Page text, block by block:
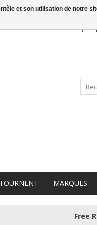
De Souhaits Mon Compte
MARQUES
Free
et son utilisation de notre